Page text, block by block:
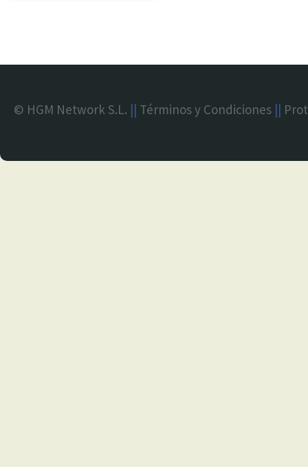
© HGM Network S.L. || Términos y Condiciones ||